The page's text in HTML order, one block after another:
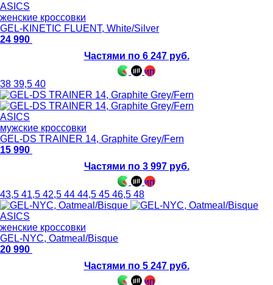
ASICS
женские кроссовки
GEL-KINETIC FLUENT, White/Silver
24 990
Частями по 6 247 руб.
38 39,5 40
ASICS
мужские кроссовки
GEL-DS TRAINER 14, Graphite Grey/Fern
15 990
Частями по 3 997 руб.
43,5 41,5 42,5 44 44,5 45 46,5 48
ASICS
женские кроссовки
GEL-NYC, Oatmeal/Bisque
20 990
Частями по 5 247 руб.